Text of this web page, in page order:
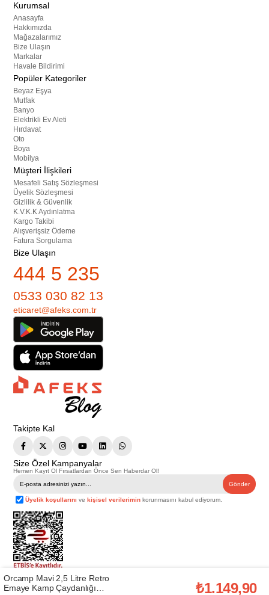
Kurumsal
Anasayfa
Hakkımızda
Mağazalarımız
Bize Ulaşın
Markalar
Havale Bildirimi
Popüler Kategoriler
Beyaz Eşya
Mutfak
Banyo
Elektrikli Ev Aleti
Hırdavat
Oto
Boya
Mobilya
Müşteri İlişkileri
Mesafeli Satış Sözleşmesi
Üyelik Sözleşmesi
Gizlilik & Güvenlik
K.V.K.K Aydınlatma
Kargo Takibi
Alışverişsiz Ödeme
Fatura Sorgulama
Bize Ulaşın
444 5 235
0533 030 82 13
eticaret@afeks.com.tr
Takipte Kal
Size Özel Kampanyalar
Hemen Kayıt Ol Fırsatlardan Önce Sen Haberdar Ol!
Gönder
Üyelik koşullarını vekişisel verilerimin korunmasını kabul ediyorum.
Telif Hakkı © 2026Afeks Yapı Market
. Tüm hakları saklıdır.
Bu web sitesindeki tüm ürünler ticari amaçlıdır. Web sitemizde yer alan
Orcamp Mavi 2,5 Litre Retro
Emaye Kamp Çaydanlığı
₺1.149,90